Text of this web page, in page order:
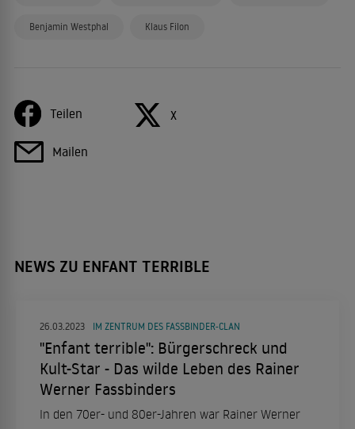
Benjamin Westphal Klaus Filon
Teilen X
Mailen
NEWS ZU ENFANT TERRIBLE
26.03.2023 IM ZENTRUM DES FASSBINDER-CLAN
"Enfant terrible": Bürgerschreck und
Kult-Star - Das wilde Leben des Rainer
Werner Fassbinders
In den 70er- und 80er-Jahren war Rainer Werner